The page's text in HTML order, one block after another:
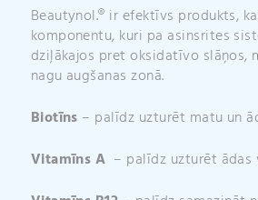
Beautynol.® ir efektīvs produkts,
komponentu, kuri pa asinsrites
dziļākajos pret oksidatīvo slāņos,
nagu augšanas zonā.
Biotīns – palīdz uzturēt matu un
Vitamīns A – palīdz uzturēt ādas